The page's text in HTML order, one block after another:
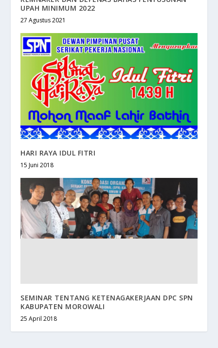
UPAH MINIMUM 2022
27 Agustus 2021
HARI RAYA IDUL FITRI
15 Juni 2018
SEMINAR TENTANG KETENAGAKERJAAN DPC SPN
KABUPATEN MOROWALI
25 April 2018